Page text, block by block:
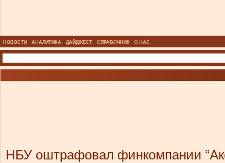
НОВОСТИ АНАЛИТИКА ДАЙДЖЕСТ СПРАВОЧНИК О НАС
НБУ оштрафовал финкомпании